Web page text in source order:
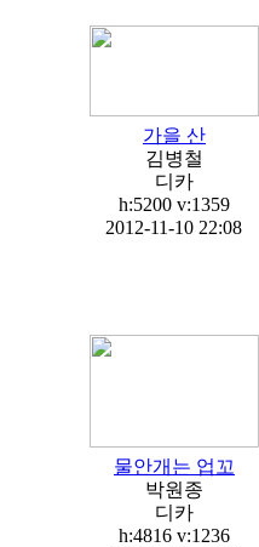
가을 산
김병철
디카
h:5200 v:1359
2012-11-10 22:08
물안개는 업꼬
박원종
디카
h:4816 v:1236